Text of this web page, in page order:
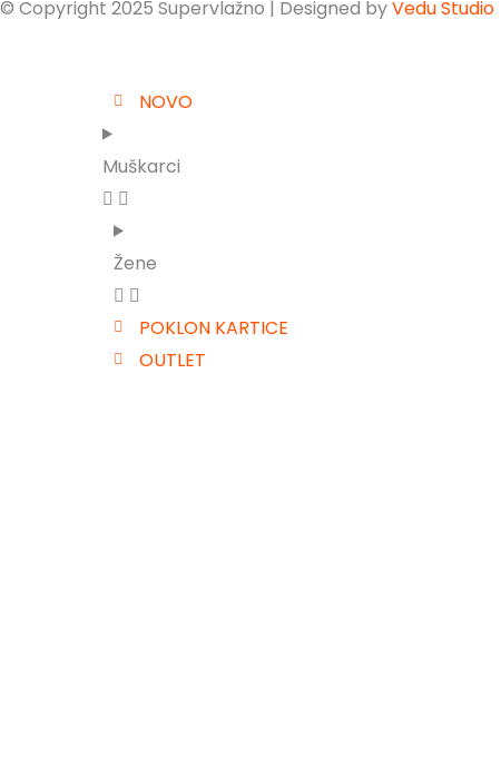
© Copyright 2025 Supervlažno | Designed byVedu Studio
NOVO
Muškarci
Žene
POKLON KARTICE
OUTLET